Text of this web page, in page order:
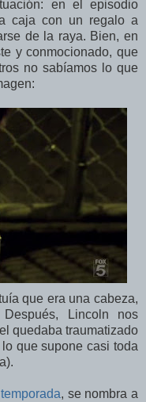
en el episodio
caja con un regalo a
de la raya. Bien, en
y conmocionado, que
no sabíamos lo que
que era una cabeza,
Lincoln nos
quedaba traumatizado
que supone casi toda
, se nombra a